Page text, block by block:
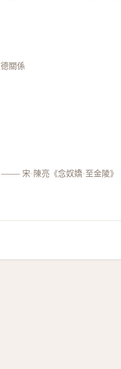
關係
—— 宋·陳亮《念奴嬌·至金陵》